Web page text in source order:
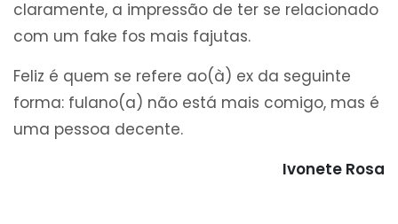
claramente, a impressão de ter se relacionado
com um fake fos mais fajutas.
Feliz é quem se refere ao(à) ex da seguinte
forma: fulano(a) não está mais comigo, mas é
uma pessoa decente.
Ivonete Rosa